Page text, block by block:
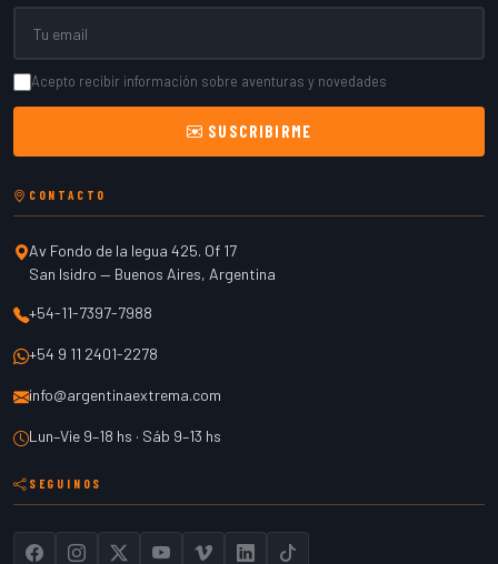
Acepto recibir información sobre aventuras y novedades
SUSCRIBIRME
CONTACTO
Av Fondo de la legua 425. Of 17
San Isidro — Buenos Aires, Argentina
+54-11-7397-7988
+54 9 11 2401-2278
info@argentinaextrema.com
Lun–Vie 9–18 hs · Sáb 9–13 hs
SEGUINOS